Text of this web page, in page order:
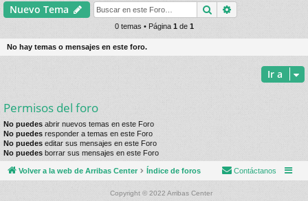
rá
do
r
Nuevo Tema Buscar
0 temas • Página 1de 1
No hay temas o mensajes en este foro.
Ir a
Permisos del foro
No puedes abrir nuevos temas en este Foro
No puedes responder a temas en este Foro
No puedes editar sus mensajes en este Foro
No puedes borrar sus mensajes en este Foro
Volver a la web de Arribas Center Índice de foros Contáctanos
Copyright © 2022 Arribas Center